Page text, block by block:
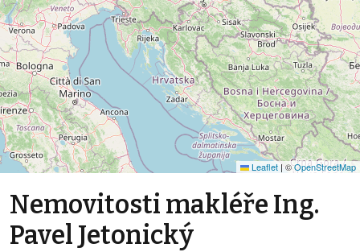
Leaflet | ©OpenStreetMap
Nemovitosti makléře Ing.
Pavel Jetonický